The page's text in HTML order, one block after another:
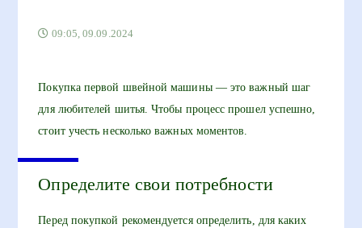
09:05, 09.09.2024
Покупка первой швейной машины — это важный шаг
для любителей шитья. Чтобы процесс прошел успешно,
стоит учесть несколько важных моментов.
Определите свои потребности
Перед покупкой рекомендуется определить, для каких